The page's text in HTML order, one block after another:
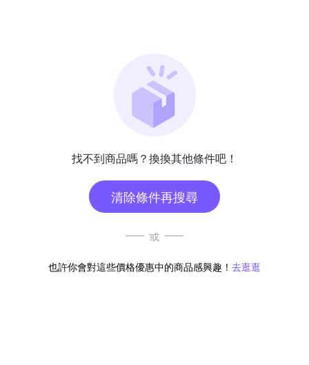
找不到商品嗎？換換其他條件吧！
清除條件再搜尋
或
也許你會對這些價格優惠中的商品感興趣！ 去逛逛